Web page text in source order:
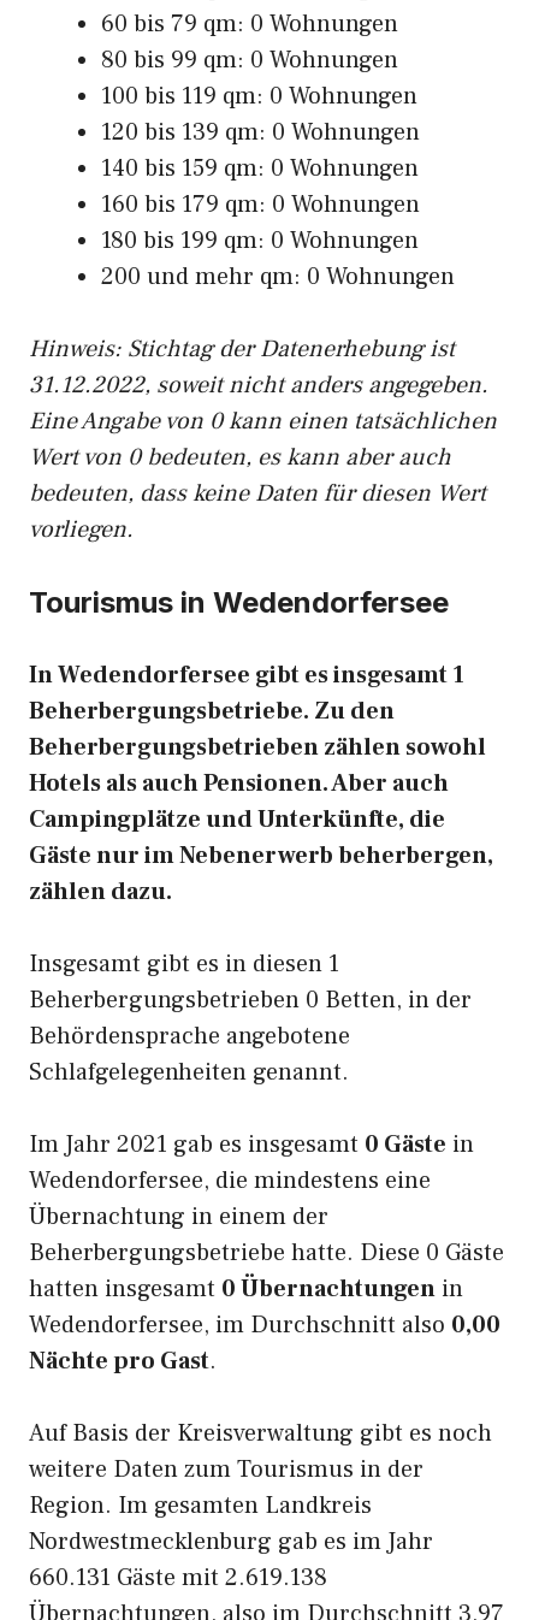
60 bis 79 qm: 0 Wohnungen
80 bis 99 qm: 0 Wohnungen
100 bis 119 qm: 0 Wohnungen
120 bis 139 qm: 0 Wohnungen
140 bis 159 qm: 0 Wohnungen
160 bis 179 qm: 0 Wohnungen
180 bis 199 qm: 0 Wohnungen
200 und mehr qm: 0 Wohnungen
Hinweis: Stichtag der Datenerhebung ist
31.12.2022, soweit nicht anders angegeben.
Eine Angabe von 0 kann einen tatsächlichen
Wert von 0 bedeuten, es kann aber auch
bedeuten, dass keine Daten für diesen Wert
vorliegen.
Tourismus in Wedendorfersee
In Wedendorfersee gibt es insgesamt 1
Beherbergungsbetriebe. Zu den
Beherbergungsbetrieben zählen sowohl
Hotels als auch Pensionen. Aber auch
Campingplätze und Unterkünfte, die
Gäste nur im Nebenerwerb beherbergen,
zählen dazu.
Insgesamt gibt es in diesen 1
Beherbergungsbetrieben 0 Betten, in der
Behördensprache angebotene
Schlafgelegenheiten genannt.
Im Jahr 2021 gab es insgesamt 0 Gäste in
Wedendorfersee, die mindestens eine
Übernachtung in einem der
Beherbergungsbetriebe hatte. Diese 0 Gäste
hatten insgesamt 0 Übernachtungen in
Wedendorfersee, im Durchschnitt also 0,00
Nächte pro Gast.
Auf Basis der Kreisverwaltung gibt es noch
weitere Daten zum Tourismus in der
Region. Im gesamten Landkreis
Nordwestmecklenburg gab es im Jahr
660.131 Gäste mit 2.619.138